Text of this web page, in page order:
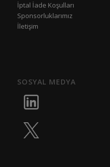
İptal İade Koşulları
Sponsorluklarımız
İletişim
SOSYAL MEDYA